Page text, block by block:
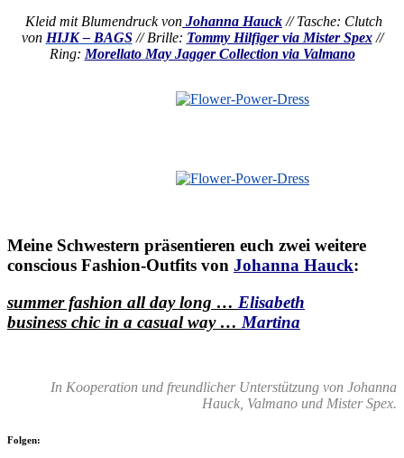
Kleid mit Blumendruck von Johanna Hauck // Tasche: Clutch
von HIJK – BAGS // Brille: Tommy Hilfiger via Mister Spex //
Ring: Morellato May Jagger Collection via Valmano
Meine Schwestern präsentieren euch zwei weitere
conscious Fashion-Outfits von Johanna Hauck:
summer fashion all day long … Elisabeth
business chic in a casual way … Martina
In Kooperation und freundlicher Unterstützung von Johanna
Hauck, Valmano und Mister Spex.
Folgen: